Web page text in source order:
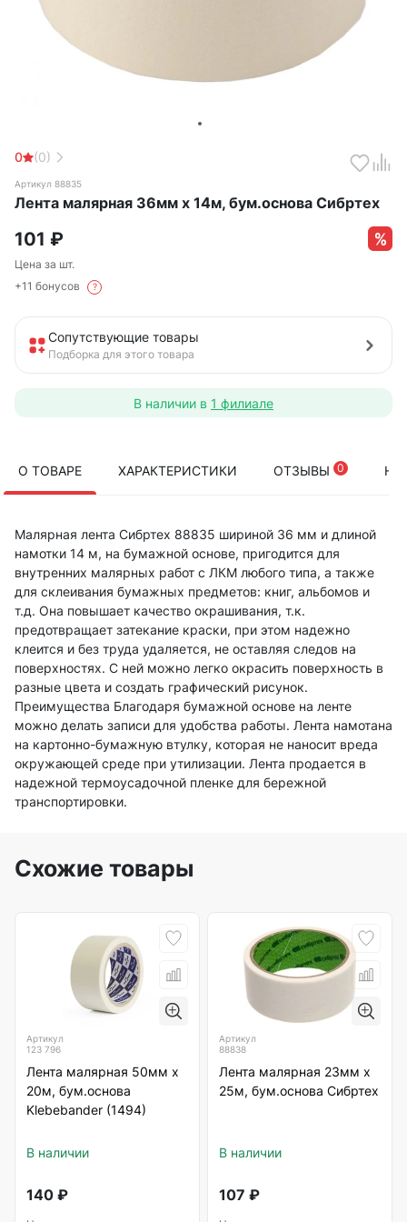
0 (0)
Артикул 88835
Лента малярная 36мм х 14м, бум.основа Сибртех
101 ₽
Цена за шт.
+11 бонусов
?
Сопутствующие товары
Подборка для этого товара
В наличии в 1 филиале
О ТОВАРЕ ХАРАКТЕРИСТИКИ ОТЗЫВЫ 0
Малярная лента Сибртех 88835 шириной 36 мм и длиной
намотки 14 м, на бумажной основе, пригодится для
внутренних малярных работ с ЛКМ любого типа, а также
для склеивания бумажных предметов: книг, альбомов и
т.д. Она повышает качество окрашивания, т.к.
предотвращает затекание краски, при этом надежно
клеится и без труда удаляется, не оставляя следов на
поверхностях. С ней можно легко окрасить поверхность в
разные цвета и создать графический рисунок.
Преимущества Благодаря бумажной основе на ленте
можно делать записи для удобства работы. Лента намотана
на картонно-бумажную втулку, которая не наносит вреда
окружающей среде при утилизации. Лента продается в
надежной термоусадочной пленке для бережной
транспортировки.
Схожие товары
Артикул
123 796
Лента малярная 50мм х
20м, бум.основа
Klebebander (1494)
В наличии
140 ₽
Артикул
88838
Лента малярная 23мм х
25м, бум.основа Сибртех
В наличии
107 ₽